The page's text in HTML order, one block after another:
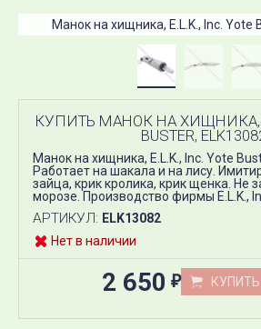
Манок на хищника, E.L.K., Inc. Yote
КУПИТЬ МАНОК НА ХИЩНИКА,
BUSTER,
Манок на хищника, E.L.K., Inc. Yote
Работает на шакала и на лису.
зайца, крик кролика, крик щенка. Не
морозе. Производство фирмы E.L.K.,
АРТИКУЛ: ELK13082
Нет в наличии
2 650 ₽ КУПИТЬ